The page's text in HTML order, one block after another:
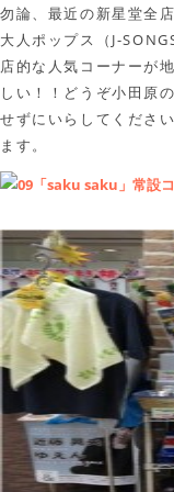
勿論、最近の新星堂全
大人ポップス（J-
店的な人気コーナーが
しい！！どうぞ小田原
せずにいらしてくださ
ます。